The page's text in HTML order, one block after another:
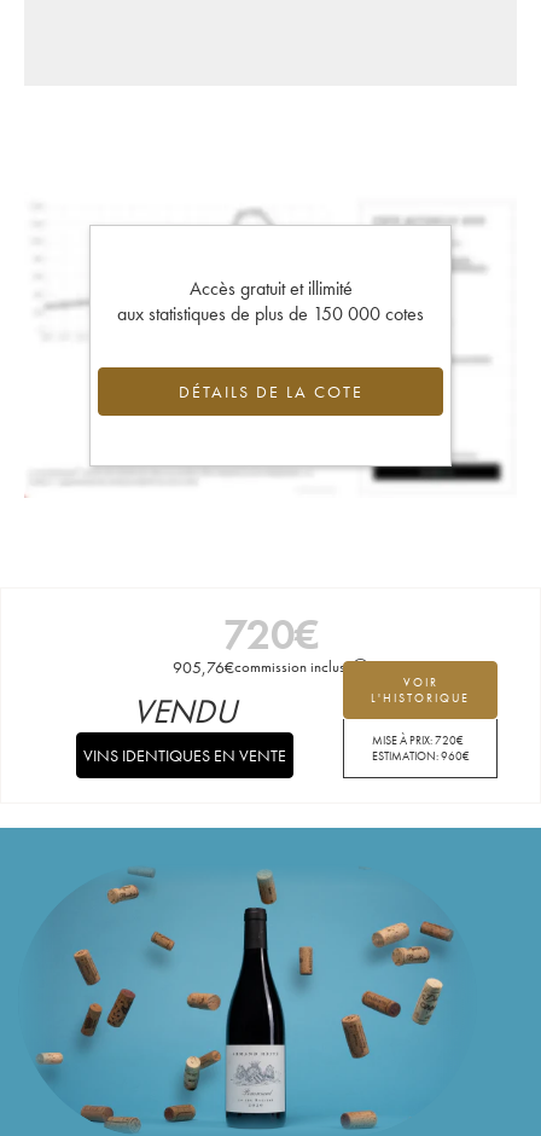
Accès gratuit et illimité
aux statistiques de plus de 150 000 cotes
DÉTAILS DE LA COTE
720€
905,76€commission incluse
VOIR
L'HISTORIQUE
MISE À PRIX:720€
ESTIMATION:960€
VENDU
VINS IDENTIQUES EN VENTE